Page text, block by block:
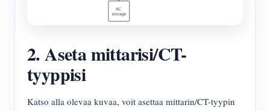
2. Aseta mittarisi/CT-
tyyppisi
Katso alla olevaa kuvaa, voit asettaa mittarin/CT-tyypin